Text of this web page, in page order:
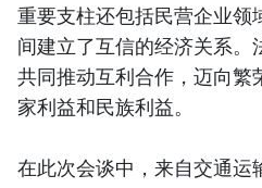
重要支柱还包括民营企业领
间建立了互信的经济关系。
共同推动互利合作，迈向繁
家利益和民族利益。
在此次会谈中，来自交通运